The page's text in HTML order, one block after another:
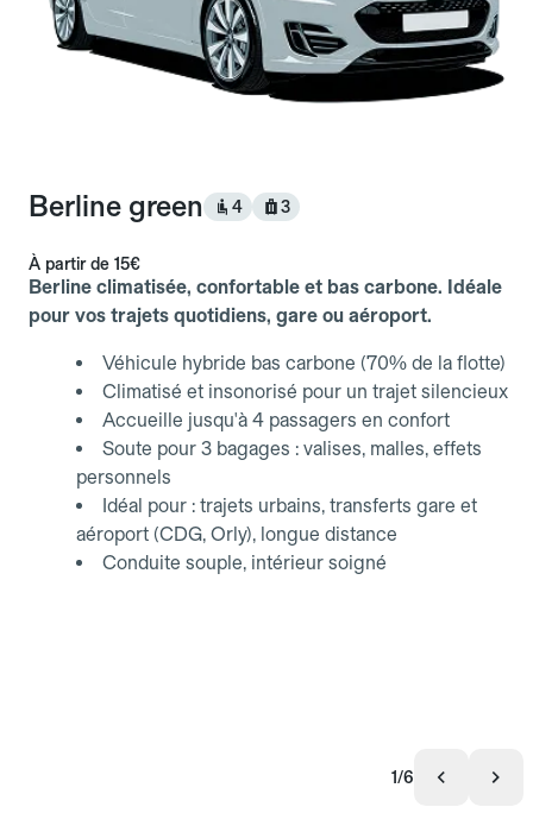
Berline green 4 3
À partir de 15€
Berline climatisée, confortable et bas carbone. Idéale
pour vos trajets quotidiens, gare ou aéroport.
Véhicule hybride bas carbone (70% de la flotte)
Climatisé et insonorisé pour un trajet silencieux
Accueille jusqu'à 4 passagers en confort
Soute pour 3 bagages : valises, malles, effets
personnels
Idéal pour : trajets urbains, transferts gare et
aéroport (CDG, Orly), longue distance
Conduite souple, intérieur soigné
1/6